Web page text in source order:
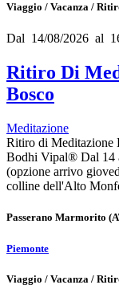
Viaggio / Vacanza /
Dal 14/08/2026 al
Ritiro Di
Bosco
Meditazione
Ritiro di Meditazione
Bodhi Vipal® Dal 14
(opzione arrivo
colline dell'Alto
Passerano Marmorito
Piemonte
Viaggio / Vacanza /